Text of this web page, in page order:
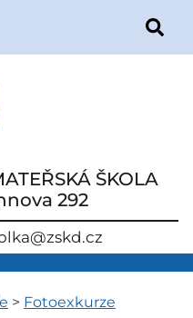
ŠKOLA
292
> Fotoexkurze